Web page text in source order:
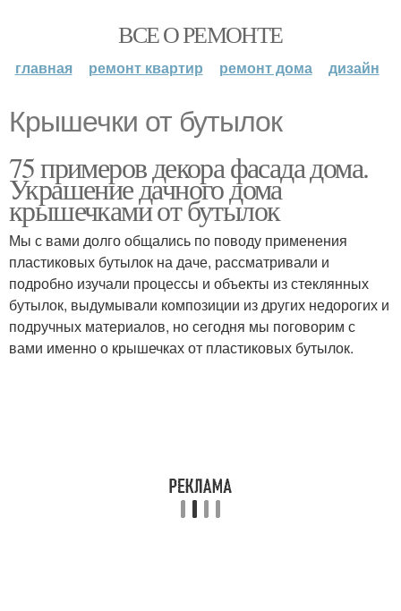
ВСЕ О РЕМОНТЕ
главная ремонт квартир ремонт дома дизайн
Крышечки от бутылок
75 примеров декора фасада дома.
Украшение дачного дома
крышечками от бутылок
Мы с вами долго общались по поводу применения
пластиковых бутылок на даче, рассматривали и
подробно изучали процессы и объекты из стеклянных
бутылок, выдумывали композиции из других недорогих и
подручных материалов, но сегодня мы поговорим с
вами именно о крышечках от пластиковых бутылок.